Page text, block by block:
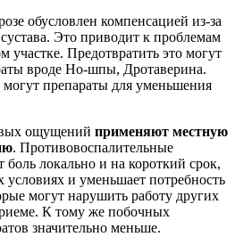
обусловлен компенсацией из-за
Это приводит к проблемам
участке. Предотвратить это могут
вроде Но-шпы, Дротаверина.
препараты для уменьшения
ощущений применяют местную
. Противовоспалительные
локально и на короткий срок,
и уменьшает потребность
могут нарушить работу других
К тому же побочных
значительно меньше.